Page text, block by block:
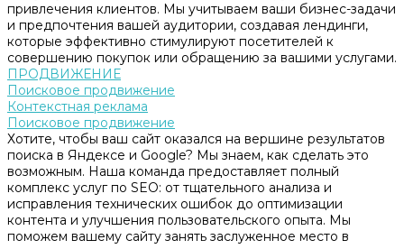
привлечения клиентов. Мы учитываем ваши бизнес-задачи
и предпочтения вашей аудитории, создавая лендинги,
которые эффективно стимулируют посетителей к
совершению покупок или обращению за вашими услугами.
ПРОДВИЖЕНИЕ
Поисковое продвижение
Контекстная реклама
Поисковое продвижение
Хотите, чтобы ваш сайт оказался на вершине результатов
поиска в Яндексе и Google? Мы знаем, как сделать это
возможным. Наша команда предоставляет полный
комплекс услуг по SEO: от тщательного анализа и
исправления технических ошибок до оптимизации
контента и улучшения пользовательского опыта. Мы
поможем вашему сайту занять заслуженное место в